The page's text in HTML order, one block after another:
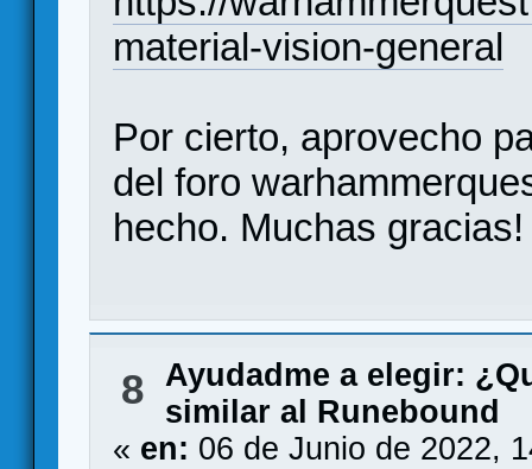
material-vision-general
Por cierto, aprovecho
del foro
hecho. Muchas gracias!
8 Ayudadme a elegir:
similar al Runebound
« en: 06 de Junio de 2022,